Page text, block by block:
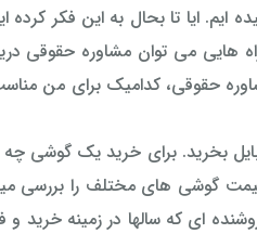
ایم. ایا تا بحال به این فکر
هایی می توان مشاوره حقوقی
حقوقی، کدامیک برای من
بخرید. برای خرید یک گوشی
های مختلف را بررسی
ای که سالها در زمینه خرید و